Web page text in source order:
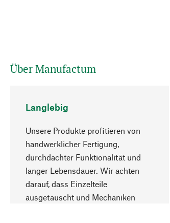
Über Manufactum
Langlebig
Unsere Produkte profitieren von
handwerklicher Fertigung,
durchdachter Funktionalität und
langer Lebensdauer. Wir achten
darauf, dass Einzelteile
ausgetauscht und Mechaniken